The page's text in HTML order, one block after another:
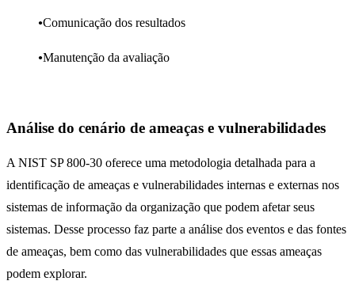
Comunicação dos resultados
Manutenção da avaliação
Análise do cenário de ameaças e vulnerabilidades
A NIST SP 800-30 oferece uma metodologia detalhada para a
identificação de ameaças e vulnerabilidades internas e externas nos
sistemas de informação da organização que podem afetar seus
sistemas. Desse processo faz parte a análise dos eventos e das fontes
de ameaças, bem como das vulnerabilidades que essas ameaças
podem explorar.